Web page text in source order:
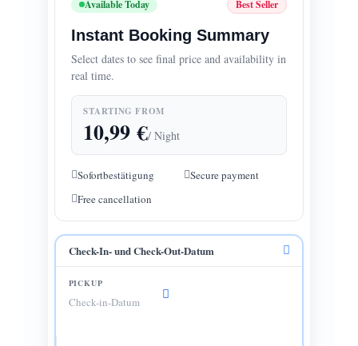
Available Today Best Seller
Instant Booking Summary
Select dates to see final price and availability in
real time.
STARTING FROM
10,99€/ Night
Sofortbestätigung
Secure payment
Free cancellation
Check-In- und Check-Out-Datum